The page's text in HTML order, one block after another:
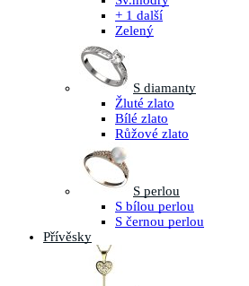
+ 1 další
Zelený
S diamanty
Žluté zlato
Bílé zlato
Růžové zlato
S perlou
S bílou perlou
S černou perlou
Přívěsky